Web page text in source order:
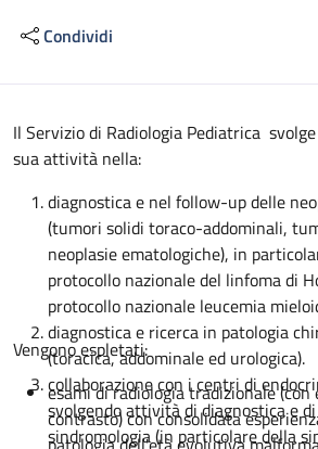
Condividi
Descrizione
Il Servizio di Radiologia Pediatrica
sua attività nella:
diagnostica e nel follow-up delle
(tumori solidi toraco-addominali,
neoplasie ematologiche), in
protocollo nazionale del linfoma di
protocollo nazionale leucemia
diagnostica e ricerca in patologia
(toracica, addominale ed urologica).
collaborazione con i centri di
svolgendo attività di diagnostica e
sindromologia (in particolare della
Vengono espletati:
esami di radiologia tradizionale (con
contrasto) con consolidata